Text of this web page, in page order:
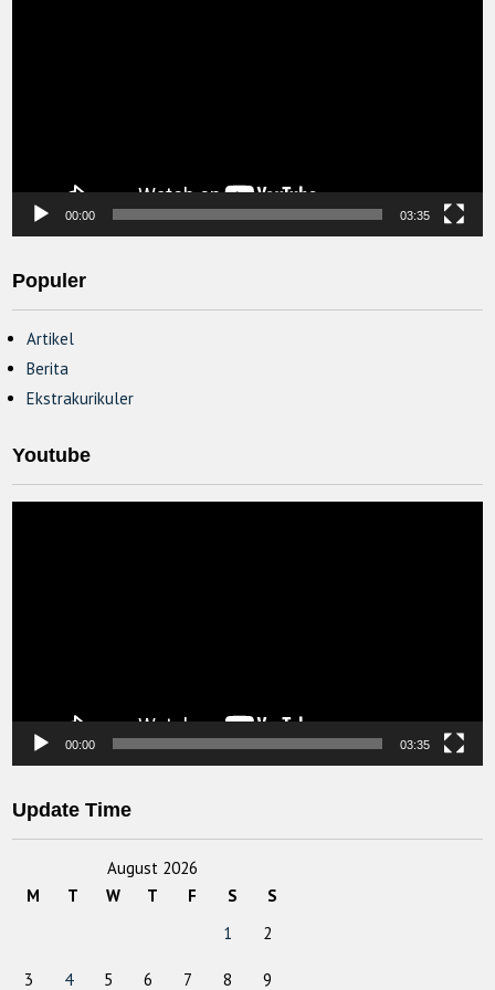
00:00 03:35
Populer
Artikel
Berita
Ekstrakurikuler
Youtube
00:00 03:35
Update Time
August 2026
M
T W T F S
S
1
2
3 4 5 6 7 8 9